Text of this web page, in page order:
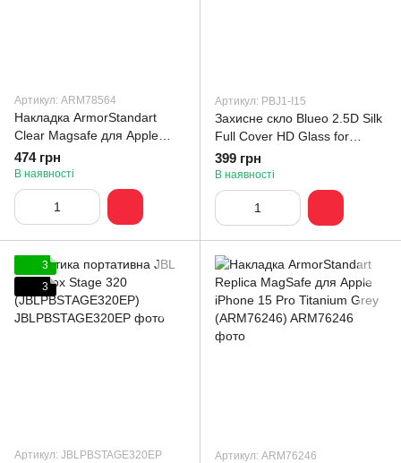
Артикул: ARM78564
Накладка ArmorStandart
Clear Magsafe для Apple
iPhone 16 Pro Max
Tansparent (ARM78564)
474 грн
В наявності
Артикул: PBJ1-I15
Захисне скло Blueo 2.5D Silk
Full Cover HD Glass for
iPhone 15/16 (PBJ1-I15)
399 грн
В наявності
3
3
Артикул: JBLPBSTAGE320EP Артикул: ARM76246